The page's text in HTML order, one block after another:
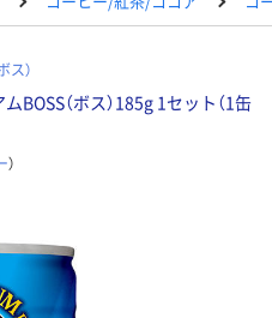
ス）
BOSS（ボス）185g 1セット（1缶
）